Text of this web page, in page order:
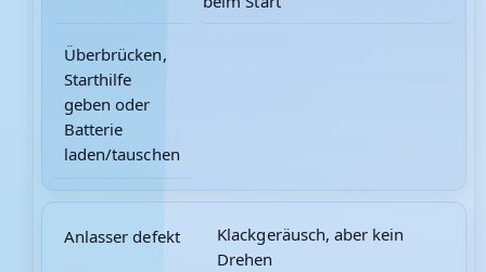
Überbrücken,
Starthilfe
geben oder
Batterie
laden/tauschen
Anlasser defekt
Klackgeräusch, aber kein
Drehen